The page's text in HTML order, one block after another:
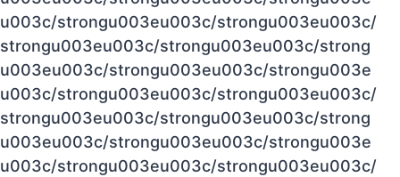
u003c/strongu003eu003c/strongu003eu003c/
strongu003eu003c/strongu003eu003c/strong
u003eu003c/strongu003eu003c/strongu003e
u003c/strongu003eu003c/strongu003eu003c/
strongu003eu003c/strongu003eu003c/strong
u003eu003c/strongu003eu003c/strongu003e
u003c/strongu003eu003c/strongu003eu003c/